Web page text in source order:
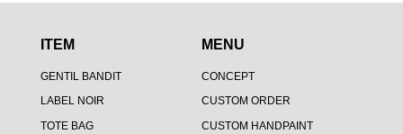
ITEM
GENTIL BANDIT
LABEL NOIR
TOTE BAG
MENU
CONCEPT
CUSTOM ORDER
CUSTOM HANDPAINT